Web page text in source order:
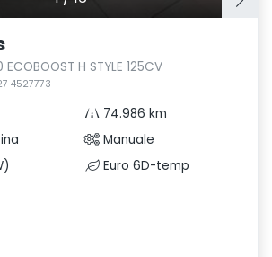
ECOBOOST H STYLE 125CV
4527773
74.986 km
Manuale
Euro 6D-temp